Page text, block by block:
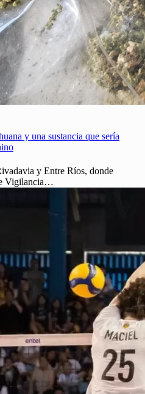
y una sustancia que sería
y Entre Ríos, donde
Vigilancia…